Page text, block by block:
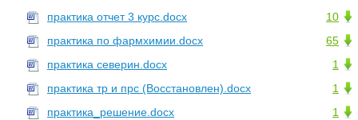
10
практика отчет 3 курс.docx
65
практика по фармхимии.docx
1
практика северин.docx
1
практика тр и прс (Восстановлен).docx
1
практика_решение.docx